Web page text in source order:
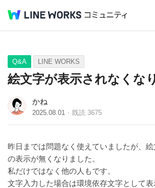
Q&A Tips Ideas
Q&A LINE WORKS
絵文字が表示されなくな
かね
2025.08.01 既読 3675
昨日までは問題なく使えていましたが、絵
の表示が無くなりました。
私だけではなく他の人もです。
文字入力した場合は環境依存文字として表